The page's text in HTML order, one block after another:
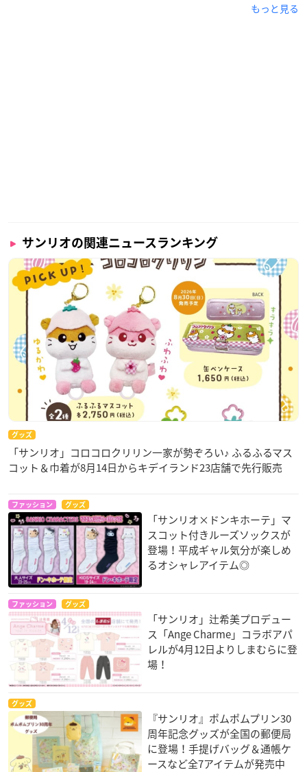
もっと見る
サンリオの関連ニュースランキング
グッズ
「サンリオ」コロコロクリリン一家が勢ぞろい♪ ふるふるマス
コット＆巾着が8月14日からキデイランド23店舗で先行販売
ファッション グッズ
「サンリオ×ドンキホーテ」マ
スコット付きルーズソックスが
登場！平成ギャル気分が楽しめ
るオシャレアイテム◎
ファッション グッズ
「サンリオ」辻希美プロデュー
ス「Ange Charme」コラボアパ
レルが4月12日よりしまむらに登
場！
グッズ
『サンリオ』ポムポムプリン30
周年記念グッズが全国の郵便局
に登場！手提げバッグ＆通帳ケ
ースなど全7アイテムが発売中